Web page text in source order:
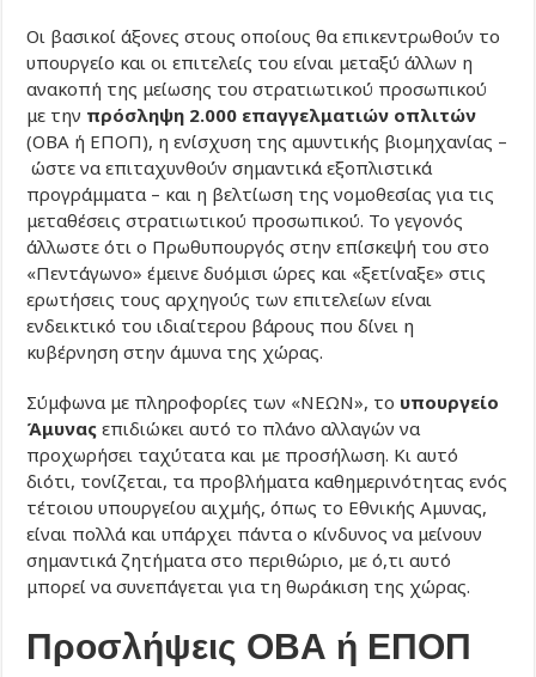
Οι βασικοί άξονες στους οποίους θα επικεντρωθούν το
υπουργείο και οι επιτελείς του είναι μεταξύ άλλων η
ανακοπή της μείωσης του στρατιωτικού προσωπικού
με την πρόσληψη 2.000 επαγγελματιών οπλιτών
(ΟΒΑ ή ΕΠΟΠ), η ενίσχυση της αμυντικής βιομηχανίας –
ώστε να επιταχυνθούν σημαντικά εξοπλιστικά
προγράμματα – και η βελτίωση της νομοθεσίας για τις
μεταθέσεις στρατιωτικού προσωπικού. Το γεγονός
άλλωστε ότι ο Πρωθυπουργός στην επίσκεψή του στο
«Πεντάγωνο» έμεινε δυόμισι ώρες και «ξετίναξε» στις
ερωτήσεις τους αρχηγούς των επιτελείων είναι
ενδεικτικό του ιδιαίτερου βάρους που δίνει η
κυβέρνηση στην άμυνα της χώρας.
Σύμφωνα με πληροφορίες των «ΝΕΩΝ», το υπουργείο
Άμυνας επιδιώκει αυτό το πλάνο αλλαγών να
προχωρήσει ταχύτατα και με προσήλωση. Κι αυτό
διότι, τονίζεται, τα προβλήματα καθημερινότητας ενός
τέτοιου υπουργείου αιχμής, όπως το Εθνικής Αμυνας,
είναι πολλά και υπάρχει πάντα ο κίνδυνος να μείνουν
σημαντικά ζητήματα στο περιθώριο, με ό,τι αυτό
μπορεί να συνεπάγεται για τη θωράκιση της χώρας.
Προσλήψεις ΟΒΑ ή ΕΠΟΠ